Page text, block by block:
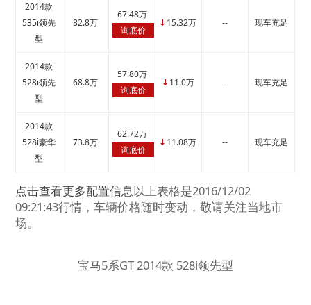
2014款
535i领先
型
82.8万
67.48万
询底价
↓ 15.32万 -- 现车充足
2014款
528i领先
型
68.8万
57.80万
询底价
↓ 11.0万 -- 现车充足
2014款
528i豪华
型
73.8万
62.72万
询底价
↓ 11.08万 -- 现车充足
点击查看更多配置信息以上表格是2016/12/02
09:21:43行情，车辆价格随时变动，敬请关注当地市
场。
宝马5系GT 2014款 528i领先型